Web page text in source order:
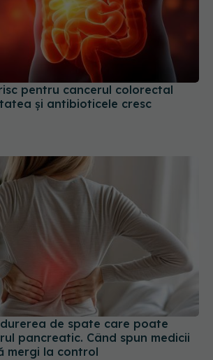
pentru cancerul colorectal
și antibioticele cresc
de spate care poate
pancreatic. Când spun medicii
mergi la control